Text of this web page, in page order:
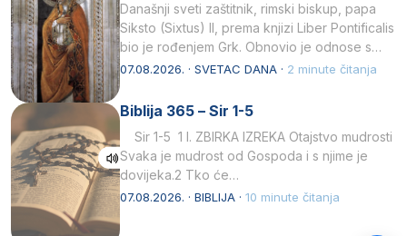
Današnji sveti zaštitnik, rimski biskup, papa
Siksto (Sixtus) II, prema knjizi Liber Pontificalis
bio je rođenjem Grk. Obnovio je odnose s
afričkim…
07.08.2026. · SVETAC DANA · 2 minute čitanja
Biblija 365 – Sir 1-5
Sir 1-5 1 I. ZBIRKA IZREKA Otajstvo mudrosti
Svaka je mudrost od Gospoda i s njime je
dovijeka.2 Tko će…
07.08.2026. · BIBLIJA · 10 minute čitanja